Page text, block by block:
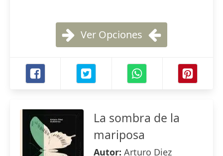
Ver Opciones
La sombra de la
mariposa
Autor: Arturo Diez